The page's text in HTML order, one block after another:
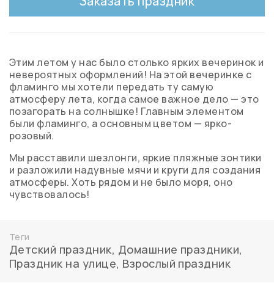
Этим летом у нас было столько ярких вечеринок и
невероятных оформлений! Наэтой вечеринке с
фламинго мы хотели передать ту самую
атмосферу лета, когда самое важное дело — это
позагорать на солнышке! Главным элементом
были фламинго, а основным цветом — ярко-
розовый.
Мы расставили шезлонги, яркие пляжные зонтики
и разложили надувные мячи и круги для создания
атмосферы. Хоть рядом и не было моря, оно
чувствовалось!
Теги
Детский праздник, Домашние праздники,
Праздник на улице, Взрослый праздник